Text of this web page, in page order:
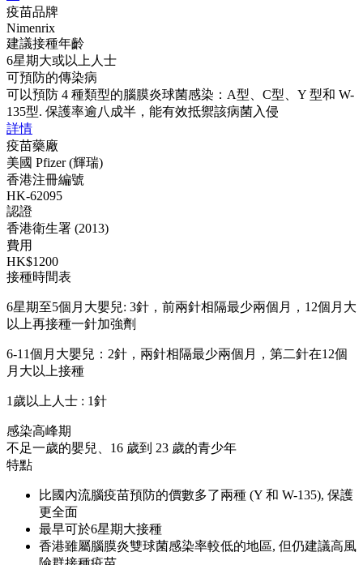
疫苗品牌
Nimenrix
建議接種年齡
6星期大或以上人士
可預防的傳染病
可以預防 4 種類型的腦膜炎球菌感染：A型、C型、Y 型和 W-
135型. 保護率逾八成半，能有效抵禦該病菌入侵
詳情
疫苗藥廠
美國 Pfizer (輝瑞)
香港注冊編號
HK-62095
認證
香港衛生署 (2013)
費用
HK$1200
接種時間表
6星期至5個月大嬰兒: 3針，前兩針相隔最少兩個月，12個月大
以上再接種一針加強劑
6-11個月大嬰兒：2針，兩針相隔最少兩個月，第二針在12個
月大以上接種
1歲以上人士 : 1針
感染高峰期
不足一歲的嬰兒、16 歲到 23 歲的青少年
特點
比國內流腦疫苗預防的價數多了兩種 (Y 和 W-135), 保護
更全面
最早可於6星期大接種
香港雖屬腦膜炎雙球菌感染率較低的地區, 但仍建議高風